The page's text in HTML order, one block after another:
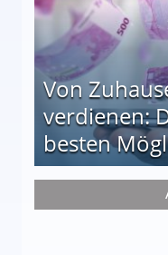
Von
verdienen:
besten
die 15 besten